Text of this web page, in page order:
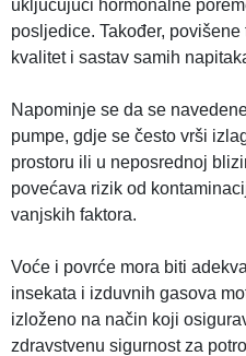
uključujući hormonalne
posljedice. Također,
kvalitet i sastav samih
Napominje se da se
pumpe, gdje se često vrši
prostoru ili u neposrednoj
povećava rizik od
vanjskih faktora.
Voće i povrće mora biti
insekata i izduvnih gasova
izloženo na način koji
zdravstvenu sigurnost za